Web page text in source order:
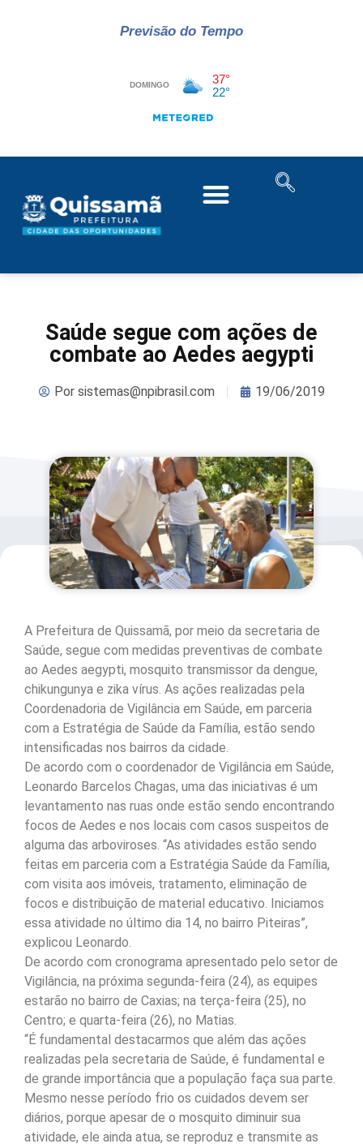
Previsão do Tempo
Saúde segue com ações de
combate ao Aedes aegypti
Porsistemas@npibrasil.com 19/06/2019
A Prefeitura de Quissamã, por meio da secretaria de
Saúde, segue com medidas preventivas de combate
ao Aedes aegypti, mosquito transmissor da dengue,
chikungunya e zika vírus. As ações realizadas pela
Coordenadoria de Vigilância em Saúde, em parceria
com a Estratégia de Saúde da Família, estão sendo
intensificadas nos bairros da cidade.
De acordo com o coordenador de Vigilância em Saúde,
Leonardo Barcelos Chagas, uma das iniciativas é um
levantamento nas ruas onde estão sendo encontrando
focos de Aedes e nos locais com casos suspeitos de
alguma das arboviroses. “As atividades estão sendo
feitas em parceria com a Estratégia Saúde da Família,
com visita aos imóveis, tratamento, eliminação de
focos e distribuição de material educativo. Iniciamos
essa atividade no último dia 14, no bairro Piteiras”,
explicou Leonardo.
De acordo com cronograma apresentado pelo setor de
Vigilância, na próxima segunda-feira (24), as equipes
estarão no bairro de Caxias; na terça-feira (25), no
Centro; e quarta-feira (26), no Matias.
“É fundamental destacarmos que além das ações
realizadas pela secretaria de Saúde, é fundamental e
de grande importância que a população faça sua parte.
Mesmo nesse período frio os cuidados devem ser
diários, porque apesar de o mosquito diminuir sua
atividade, ele ainda atua, se reproduz e transmite as